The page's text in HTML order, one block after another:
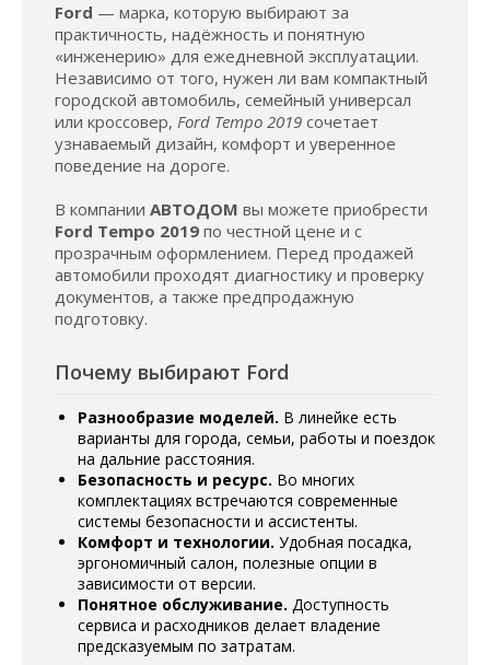
Ford — марка, которую выбирают за
практичность, надёжность и понятную
«инженерию» для ежедневной эксплуатации.
Независимо от того, нужен ли вам компактный
городской автомобиль, семейный универсал
или кроссовер, Ford Tempo 2019 сочетает
узнаваемый дизайн, комфорт и уверенное
поведение на дороге.
В компании АВТОДОМ вы можете приобрести
Ford Tempo 2019 по честной цене и с
прозрачным оформлением. Перед продажей
автомобили проходят диагностику и проверку
документов, а также предпродажную
подготовку.
Почему выбирают Ford
Разнообразие моделей. В линейке есть
варианты для города, семьи, работы и поездок
на дальние расстояния.
Безопасность и ресурс. Во многих
комплектациях встречаются современные
системы безопасности и ассистенты.
Комфорт и технологии. Удобная посадка,
эргономичный салон, полезные опции в
зависимости от версии.
Понятное обслуживание. Доступность
сервиса и расходников делает владение
предсказуемым по затратам.